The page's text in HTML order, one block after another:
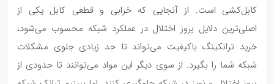
کابل‌کشی است. از آنجایی که خرابی و قطعی کابل یکی از
اصلی‌ترین دلایل بروز اختلال در عملکرد شبکه محسوب می‌شود،
خرید ترانکینگ باکیفیت می‌تواند تا حد زیادی جلوی مشکلات
شبکه شما را بگیرد. از سوی دیگر این مواد می‌توانند تا حدودی از